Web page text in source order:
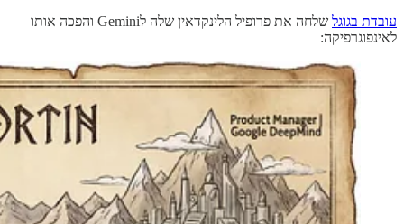
עובדת בגוגל
שלחה את פרופיל הלינקדאין שלה לGemini והפכה אותו
לאינפוגרפיקה: